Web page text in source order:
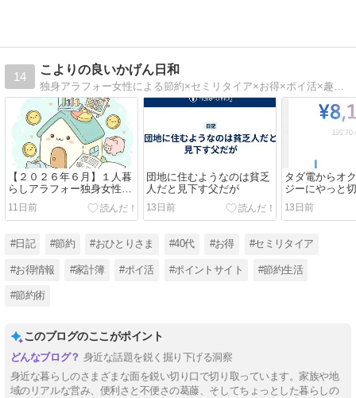
14
こよりの良いかげん日和
独身アラフォー女性による節約×セミリタイア×お得×ポイ活×趣味など日々の記録
【２０２６年６月】１人暮
らしアラフォー独身女性の
生活費支出【家計簿】
11日前
団地に住むようなのは貧乏
人だと見下す父だが
13日前
タダ電からオ
ジーにやっと
13日前
#日記 #節約 #おひとりさま #40代 #お得 #セミリタイア
#お得情報 #家計簿 #ポイ活 #ポイントサイト #節約生活
#節約術
このブログのここがポイント
身近な話題を鋭く掘り下げる洞察
身近な暮らしのさまざまな面を鋭い切り口で切り取っています。家族や地
域のリアルな営み、便利さと不便さの葛藤、そしてちょっとした暮らしの